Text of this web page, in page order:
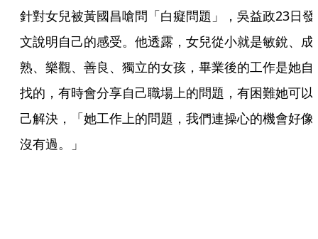
針對女兒被黃國昌嗆問「白癡問題」，吳益政23日發
文說明自己的感受。他透露，女兒從小就是敏銳、成
熟、樂觀、善良、獨立的女孩，畢業後的工作是她自
找的，有時會分享自己職場上的問題，有困難她可以
己解決，「她工作上的問題，我們連操心的機會好像
沒有過。」